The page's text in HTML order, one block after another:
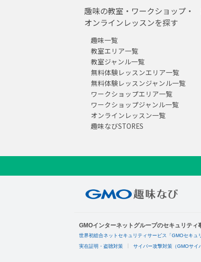
趣味の教室・ワークショップ・
オンラインレッスンを探す
趣味一覧
教室エリア一覧
教室ジャンル一覧
無料体験レッスンエリア一覧
無料体験レッスンジャンル一覧
ワークショップエリア一覧
ワークショップジャンル一覧
オンラインレッスン一覧
趣味なびSTORES